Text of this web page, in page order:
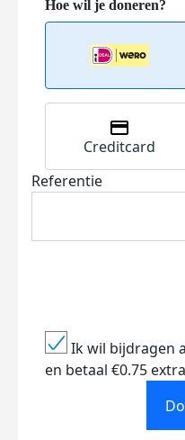
Creditcard
Referentie
Ik wil bijdragen
en betaal €0.75